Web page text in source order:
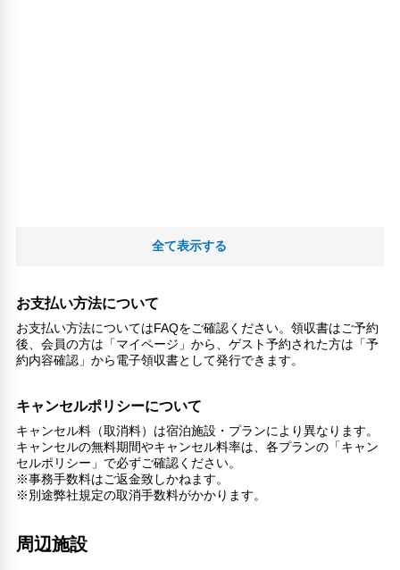
全て表示する
お支払い方法について
お支払い方法についてはFAQをご確認ください。領収書はご予約
後、会員の方は「マイページ」から、ゲスト予約された方は「予
約内容確認」から電子領収書として発行できます。
キャンセルポリシーについて
キャンセル料（取消料）は宿泊施設・プランにより異なります。
キャンセルの無料期間やキャンセル料率は、各プランの「キャン
セルポリシー」で必ずご確認ください。
※事務手数料はご返金致しかねます。
※別途弊社規定の取消手数料がかかります。
周辺施設